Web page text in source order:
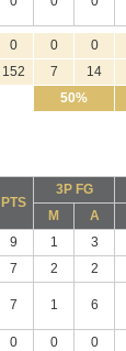
0 0 0
152 7 14
50%
PTS
3P FG
M
A
9 1 3
7 2 2
7 1 6
0 0 0